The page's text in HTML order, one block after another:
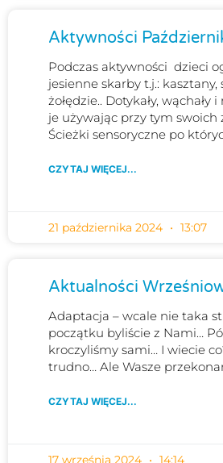
Aktywności
Podczas aktywności dzieci
jesienne skarby t.j.: kasztany,
żołędzie.. Dotykały, wąchały
je używając przy tym swoich
Ścieżki sensoryczne po
CZYTAJ WIĘCEJ...
21 października 2024 13:07
Aktualności
Adaptacja – wcale nie taka
początku byliście z Nami…
kroczyliśmy sami… I wiecie
trudno… Ale Wasze
CZYTAJ WIĘCEJ...
17 września 2024 14:14